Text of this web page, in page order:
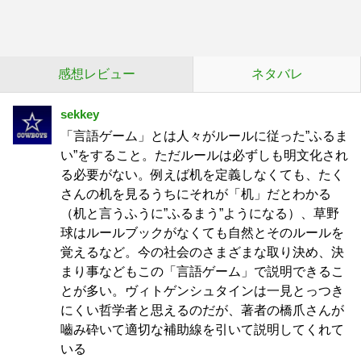
感想レビュー ネタバレ
sekkey
「言語ゲーム」とは人々がルールに従った”ふるま
い”をすること。ただルールは必ずしも明文化され
る必要がない。例えば机を定義しなくても、たく
さんの机を見るうちにそれが「机」だとわかる
（机と言うふうに”ふるまう”ようになる）、草野
球はルールブックがなくても自然とそのルールを
覚えるなど。今の社会のさまざまな取り決め、決
まり事などもこの「言語ゲーム」で説明できるこ
とが多い。ヴィトゲンシュタインは一見とっつき
にくい哲学者と思えるのだが、著者の橋爪さんが
嚙み砕いて適切な補助線を引いて説明してくれて
いる